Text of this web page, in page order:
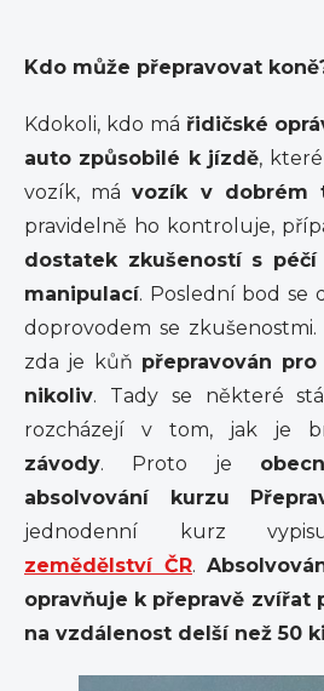
Kdo může přepravovat
Kdokoli, kdo má řidičské
auto způsobilé k jízdě,
vozík, mávozík v dobrém
pravidelně ho kontroluje,
dostatek zkušeností s
manipulací. Poslední bod se
doprovodem se
zda je kůň přepravován
nikoliv. Tady se některé
rozcházejí v tom, jak je
závody. Proto je
absolvování kurzu
jednodenní kurz
zemědělství ČR.
opravňuje k přepravě zvířat
na vzdálenost delší než 50